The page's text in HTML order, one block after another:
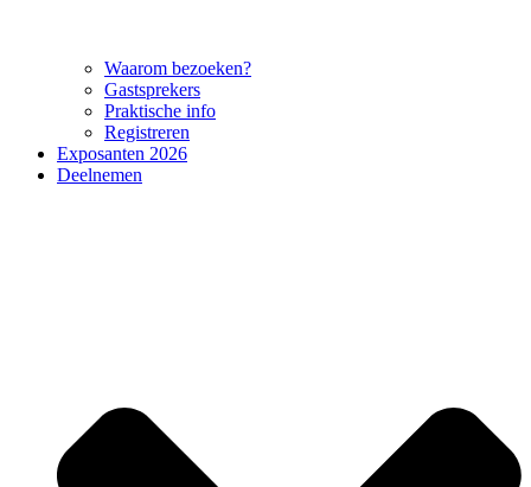
Waarom bezoeken?
Gastsprekers
Praktische info
Registreren
Exposanten 2026
Deelnemen